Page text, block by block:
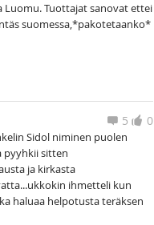
Luomu. Tuottajat sanovat ettei
suomessa,*pakotetaanko*
0
5
Sidol niminen puolen
pyyhkii sitten
ja kirkasta
ihmetteli kun
haluaa helpotusta teräksen